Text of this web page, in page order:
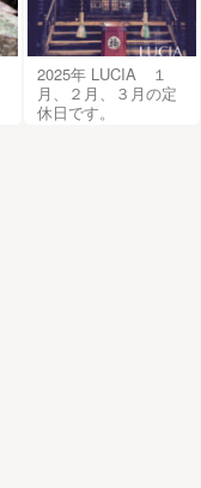
2025年 LUCIA １
月、２月、３月の定
休日です。